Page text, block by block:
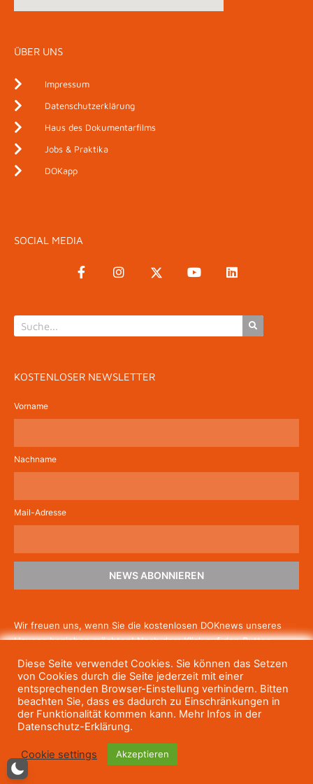
ÜBER UNS
Impressum
Datenschutzerklärung
Haus des Dokumentarfilms
Jobs & Praktika
DOKapp
SOCIAL MEDIA
KOSTENLOSER NEWSLETTER
Vorname
Nachname
Mail-Adresse
NEWS ABONNIEREN
Wir freuen uns, wenn Sie die kostenlosen DOKnews unseres
Hauses beziehen möchten! Nach dem Klick auf den Button
um die Newsletter-Anmeldung abzuschließen. Wenn Sie unsere
Gratis-News irgendwann nicht mehr erhalten wollen, können
Siesich jederzeit einfach wieder abmelden.
© Haus des Dokumentarfilms, 2023
Diese Seite verwendet Cookies. Sie können das Setzen
von Cookies durch die Seite jederzeit mit einer
entsprechenden Browser-Einstellung verhindern. Bitten
beachten Sie, dass es dadurch zu Einschränkungen in
der Funktionalität kommen kann. Mehr Infos in der
Datenschutz-Erklärung.
Cookie settings Akzeptieren